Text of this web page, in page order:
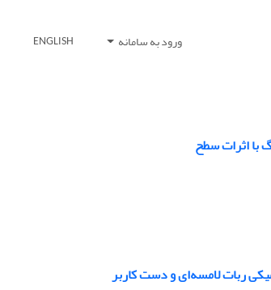
ورود به سامانه ENGLISH
با اثرات سطح
ربات لامسه‌ای و دست کاربر